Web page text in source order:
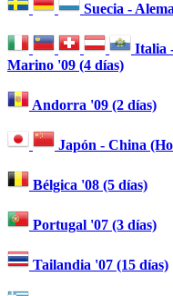
Suecia -
Italia
Marino '09 (4 días)
Andorra '09 (2 días)
Japón - China
Bélgica '08 (5 días)
Portugal '07 (3 días)
Tailandia '07 (15 días)